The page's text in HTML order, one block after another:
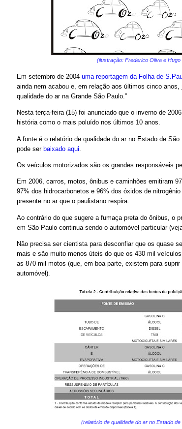
(ilustração: Frederico Oliva e Hugo
Em setembro de 2004 uma reportagem da Folha de
ainda nem acabou e, em relação aos últimos cinco
qualidade do ar na Grande São Paulo.”
Nesta terça-feira (15) foi anunciado que o inverno de
história como o mais poluído nos últimos 10 anos.
A fonte é o relatório de qualidade do ar no Estado de
pode ser baixado aqui
Os veículos motorizados são os grandes responsáveis
Em 2006, carros, motos, ônibus e caminhões emitiram
97% dos hidrocarbonetos e 96% dos óxidos de
presente no ar que o paulistano respira.
Ao contrário do que sugere a fumaça preta do ônibus, o
em São Paulo continua sendo o automóvel particular
Não precisa ser cientista para desconfiar que os quase
mais e são muito menos úteis do que os 430 mil
as 870 mil motos (que, em boa parte, existem para
automóvel).
(relatório de qualidade do ar no Estado de